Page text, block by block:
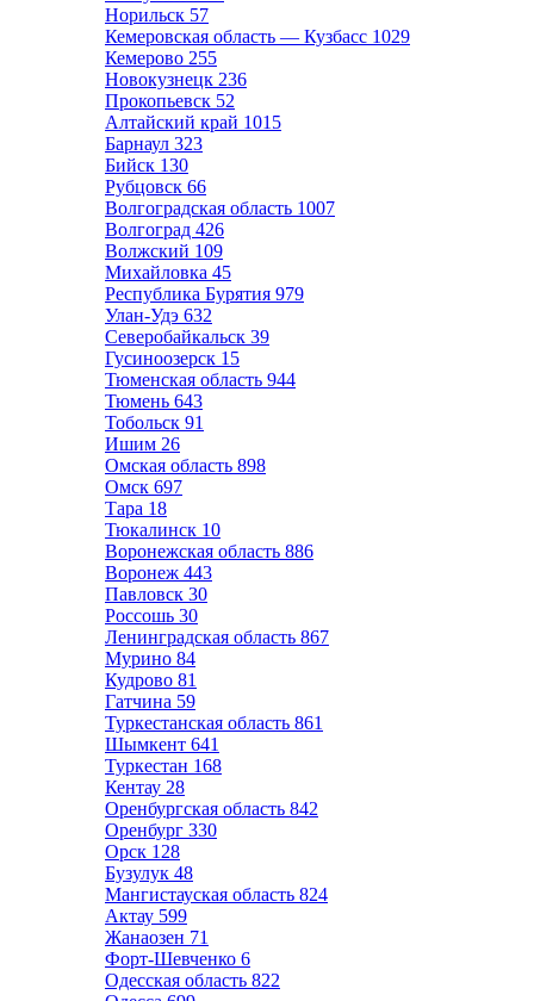
Норильск 57
Кемеровская область — Кузбасс 1029
Кемерово 255
Новокузнецк 236
Прокопьевск 52
Алтайский край 1015
Барнаул 323
Бийск 130
Рубцовск 66
Волгоградская область 1007
Волгоград 426
Волжский 109
Михайловка 45
Республика Бурятия 979
Улан-Удэ 632
Северобайкальск 39
Гусиноозерск 15
Тюменская область 944
Тюмень 643
Тобольск 91
Ишим 26
Омская область 898
Омск 697
Тара 18
Тюкалинск 10
Воронежская область 886
Воронеж 443
Павловск 30
Россошь 30
Ленинградская область 867
Мурино 84
Кудрово 81
Гатчина 59
Туркестанская область 861
Шымкент 641
Туркестан 168
Кентау 28
Оренбургская область 842
Оренбург 330
Орск 128
Бузулук 48
Мангистауская область 824
Актау 599
Жанаозен 71
Форт-Шевченко 6
Одесская область 822